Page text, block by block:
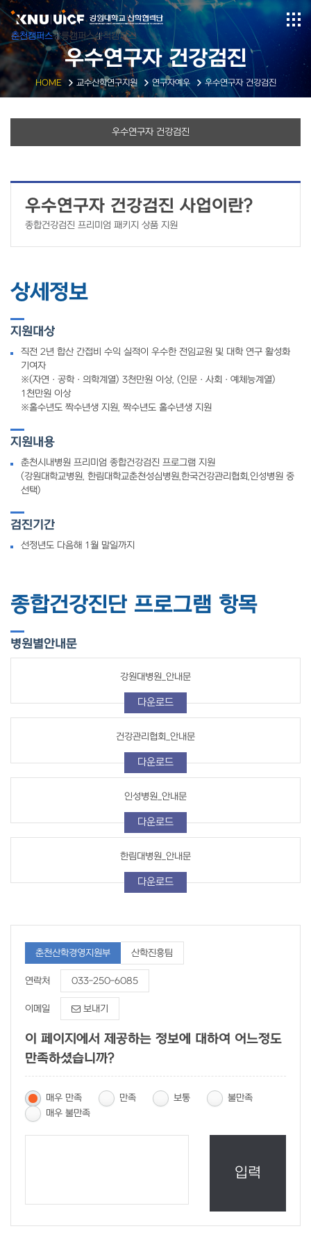
춘천캠퍼스강릉캠퍼스삼척캠퍼스
우수연구자 건강검진
HOME 교수산학연구지원 연구자예우 우수연구자 건강검진
우수연구자 건강검진
우수연구자 건강검진 사업이란?
종합건강검진 프리미엄 패키지 상품 지원
상세정보
지원대상
직전 2년 합산 간접비 수익 실적이 우수한 전임교원 및 대학 연구 활성화
기여자
※(자연ㆍ공학ㆍ의학계열) 3천만원 이상, (인문ㆍ사회ㆍ예체능계열)
1천만원 이상
※홀수년도 짝수년생 지원, 짝수년도 홀수년생 지원
지원내용
춘천시내병원 프리미엄 종합건강검진 프로그램 지원
(강원대학교병원, 한림대학교춘천성심병원,한국건강관리협회,인성병원 중
선택)
검진기간
선정년도 다음해 1월 말일까지
종합건강진단 프로그램 항목
병원별안내문
강원대병원_안내문
다운로드
건강관리협회_안내문
다운로드
인성병원_안내문
다운로드
한림대병원_안내문
다운로드
춘천산학경영지원부 산학진흥팀
연락처 033-250-6085
이메일 보내기
이 페이지에서 제공하는 정보에 대하여 어느정도
만족하셨습니까?
매우 만족 만족 보통
불만족
매우 불만족
입력